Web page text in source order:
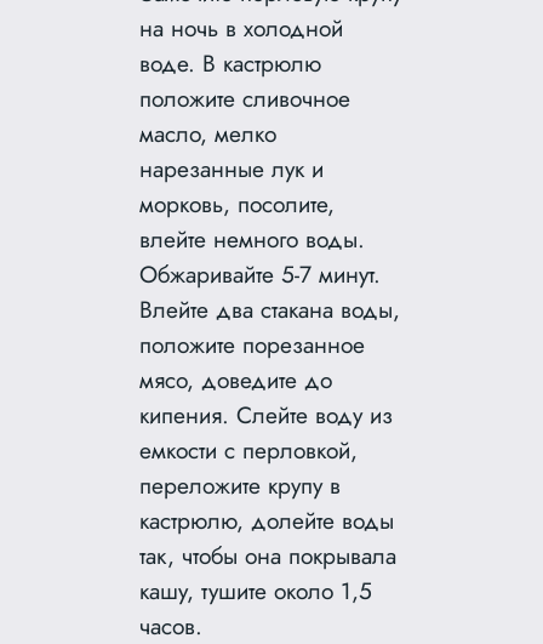
на ночь в холодной
воде. В кастрюлю
положите сливочное
масло, мелко
нарезанные лук и
морковь, посолите,
влейте немного воды.
Обжаривайте 5-7 минут.
Влейте два стакана воды,
положите порезанное
мясо, доведите до
кипения. Слейте воду из
емкости с перловкой,
переложите крупу в
кастрюлю, долейте воды
так, чтобы она покрывала
кашу, тушите около 1,5
часов.